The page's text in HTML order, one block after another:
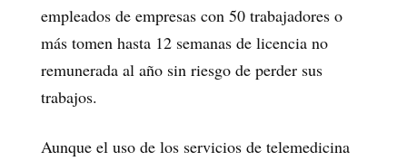
empleados de empresas con 50 trabajadores o
más tomen hasta 12 semanas de licencia no
remunerada al año sin riesgo de perder sus
trabajos.
Aunque el uso de los servicios de telemedicina